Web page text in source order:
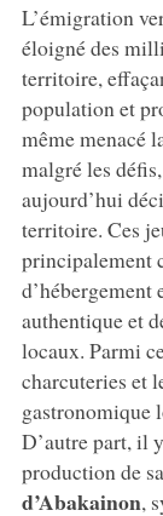
L’émigration
éloigné des
territoire,
population et
même menacé
malgré les
aujourd’hui
territoire. Ces
principalement
authentique et
locaux. Parmi
charcuteries et
gastronomique
D’autre part, il
production de
d’Abakainon,